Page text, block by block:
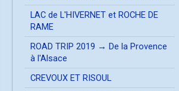
LAC de L'HIVERNET et ROCHE DE
RAME
ROAD TRIP 2019 → De la Provence
à l'Alsace
CREVOUX ET RISOUL